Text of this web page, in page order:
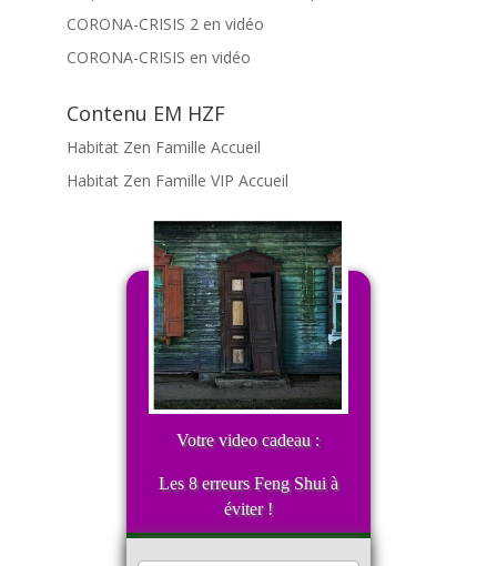
CORONA-CRISIS 2 en vidéo
CORONA-CRISIS en vidéo
Contenu EM HZF
Habitat Zen Famille Accueil
Habitat Zen Famille VIP Accueil
Votre video cadeau :
Les 8 erreurs Feng Shui à
éviter !